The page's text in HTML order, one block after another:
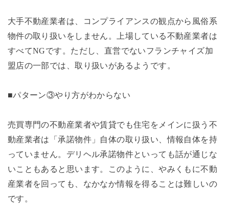
大手不動産業者は、コンプライアンスの観点から風俗系
物件の取り扱いをしません。上場している不動産業者は
すべてNGです。ただし、直営でないフランチャイズ加
盟店の一部では、取り扱いがあるようです。
■パターン③やり方がわからない
売買専門の不動産業者や賃貸でも住宅をメインに扱う不
動産業者は「承諾物件」自体の取り扱い、情報自体を持
っていません。デリヘル承諾物件といっても話が通じな
いこともあると思います。このように、やみくもに不動
産業者を回っても、なかなか情報を得ることは難しいの
です。